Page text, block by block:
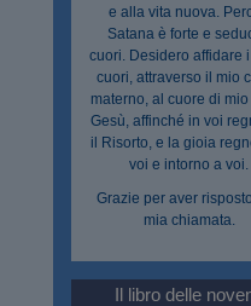
e alla vita nuova.
Satana è forte e
cuori. Desidero affidare
cuori, attraverso il mio
materno, al cuore di
Gesù, affinché in voi
il Risorto, e la gioia
voi e intorno a voi.
Grazie per aver
mia chiamata.
Il libro delle